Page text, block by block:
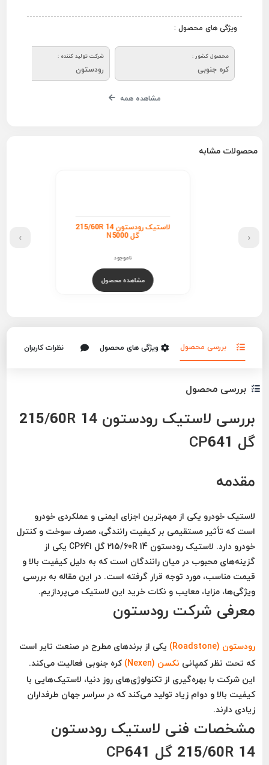
ویژگی های محصول :
محصول کشور :
کره جنوبی
شرکت تولید کننده :
رودستون
مشاهده همه
محصولات مشابه
لاستیک رودستون 215/60R 14
گل N5000
ناموجود
مشاهده محصول
‹
›
بررسی محصول ویژگی های محصول نظرات کاربران
بررسی محصول
بررسی لاستیک رودستون 215/60R 14
گل CP641
مقدمه
لاستیک خودرو یکی از مهم‌ترین اجزای ایمنی و عملکردی خودرو
است که تأثیر مستقیمی بر کیفیت رانندگی، مصرف سوخت و کنترل
خودرو دارد. لاستیک رودستون 215/60R 14 گل CP641
یکی از
گزینه‌های محبوب در میان رانندگان است که به دلیل کیفیت بالا و
قیمت مناسب، مورد توجه قرار گرفته است. در این مقاله به بررسی
ویژگی‌ها، مزایا، معایب و نکات خرید این لاستیک می‌پردازیم.
معرفی شرکت رودستون
رودستون (Roadstone)
یکی از برندهای مطرح در صنعت تایر است
که تحت نظر کمپانی نکسن (Nexen)
کره جنوبی فعالیت می‌کند.
این شرکت با بهره‌گیری از تکنولوژی‌های روز دنیا، لاستیک‌هایی با
کیفیت بالا و دوام زیاد تولید می‌کند که در سراسر جهان طرفداران
زیادی دارند.
مشخصات فنی لاستیک رودستون
215/60R 14 گل CP641